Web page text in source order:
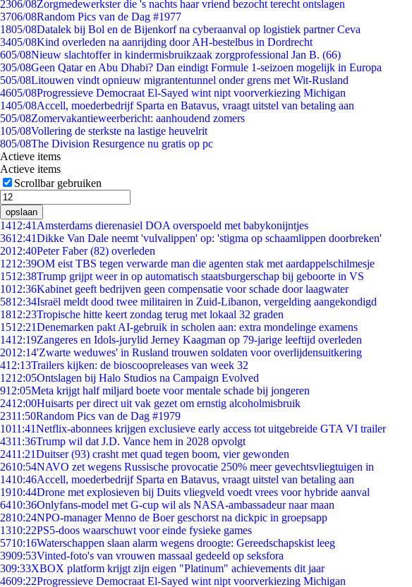
2306/08Zorgmedewerkster die 's nachts haar vriend bezocht terecht ontslagen
3706/08Random Pics van de Dag #1977
1805/08Datalek bij Bol en de Bijenkorf na cyberaanval op logistiek partner Ceva
3405/08Kind overleden na aanrijding door AH-bestelbus in Dordrecht
605/08Nieuw slachtoffer in kindermisbruikzaak zorgprofessional Jan B. (66)
305/08Geen Qatar en Abu Dhabi? Dan eindigt Formule 1-seizoen mogelijk in Europa
505/08Litouwen vindt opnieuw migrantentunnel onder grens met Wit-Rusland
4605/08Progressieve Democraat El-Sayed wint nipt voorverkiezing Michigan
1405/08Accell, moederbedrijf Sparta en Batavus, vraagt uitstel van betaling aan
505/08Zomervakantieweerbericht: aanhoudend zomers
105/08Vollering de sterkste na lastige heuvelrit
805/08The Division Resurgence nu gratis op pc
Actieve items
Actieve items
Scrollbar gebruiken
opslaan
1412:41 Amsterdams dierenasiel DOA overspoeld met babykonijntjes
3612:41Dikke Van Dale neemt 'vulvalippen' op: 'stigma op schaamlippen doorbreken'
2012:40Peter Faber (82) overleden
1212:39OM eist TBS tegen verwarde man die agenten stak met aardappelschilmesje
1512:38Trump grijpt weer in op automatisch staatsburgerschap bij geboorte in VS
1012:36Kabinet geeft bedrijven geen compensatie voor schade door laagwater
5812:34Israël meldt dood twee militairen in Zuid-Libanon, vergelding aangekondigd
1812:23Tropische hitte keert zondag terug met lokaal 32 graden
1512:21Denemarken pakt AI-gebruik in scholen aan: extra mondelinge examens
1412:19Zangeres en Idols-jurylid Jerney Kaagman op 79-jarige leeftijd overleden
2012:14'Zwarte weduwes' in Rusland trouwen soldaten voor overlijdensuitkering
412:13Trailers kijken: de bioscoopreleases van week 32
1212:05Ontslagen bij Halo Studios na Campaign Evolved
912:05Meta krijgt half miljard boete voor mentale schade bij jongeren
2412:00Huisarts per direct uit vak gezet om ernstig alcoholmisbruik
2311:50Random Pics van de Dag #1979
1011:41Netflix-abonnees krijgen exclusieve early access tot uitgebreide GTA VI trailer
4311:36Trump wil dat J.D. Vance hem in 2028 opvolgt
2411:21Duitser (93) crasht met quad tegen boom, vier gewonden
2610:54NAVO zet wegens Russische provocatie 250% meer gevechtsvliegtuigen in
1410:46Accell, moederbedrijf Sparta en Batavus, vraagt uitstel van betaling aan
1910:44Drone met explosieven bij Duits vliegveld voedt vrees voor hybride aanval
6410:36Onlyfans-model met G-cup wil als NASA-ambassadeur naar maan
2810:24NPO-manager Menno de Boer geschorst na dickpic in groepsapp
1310:22PS5-doos waarschuwt voor einde fysieke games
5710:16Waterschappen slaan alarm wegens droogte: Gereedschapskist leeg
3909:53Vinted-foto's van vrouwen massaal gedeeld op seksfora
309:33XBOX platform krijgt zijn eigen "Platinum" achievements dit jaar
4609:22Progressieve Democraat El-Sayed wint nipt voorverkiezing Michigan